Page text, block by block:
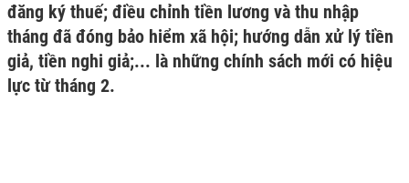
đăng ký thuế; điều chỉnh tiền lương và thu nhập
tháng đã đóng bảo hiểm xã hội; hướng dẫn xử lý tiền
giả, tiền nghi giả;... là những chính sách mới có hiệu
lực từ tháng 2.